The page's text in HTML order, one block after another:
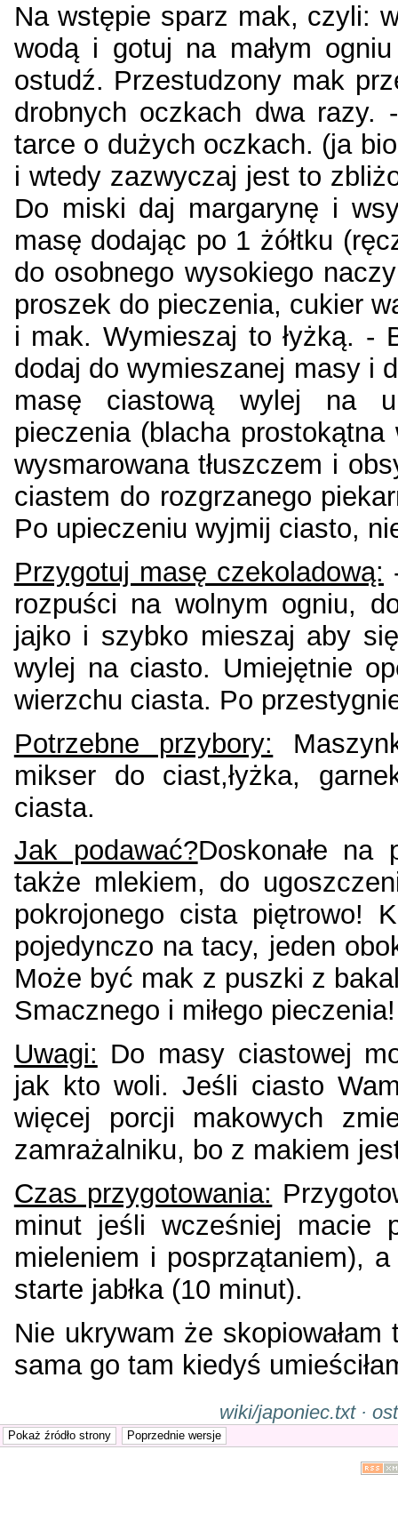
Na wstępie sparz mak, czyli:
wodą i gotuj na małym
ostudź. Przestudzony mak
drobnych oczkach dwa razy.
tarce o dużych oczkach. (ja
i wtedy zazwyczaj jest to
Do miski daj margarynę i
masę dodając po 1 żółtku
do osobnego wysokiego
proszek do pieczenia, cukier
i mak. Wymieszaj to łyżką. -
dodaj do wymieszanej masy i
masę ciastową wylej na
pieczenia (blacha
wysmarowana tłuszczem i
ciastem do rozgrzanego
Po upieczeniu wyjmij ciasto,
Przygotuj masę czekoladową:
rozpuści na wolnym ogniu,
jajko i szybko mieszaj aby
wylej na ciasto. Umiejętnie
wierzchu ciasta. Po
Potrzebne przybory:
mikser do ciast,łyżka,
ciasta.
Jak podawać?Doskonałe
także mlekiem, do
pokrojonego cista piętrowo!
pojedynczo na tacy, jeden
Może być mak z puszki z
Smacznego i miłego pieczenia!
Uwagi: Do masy ciastowej
jak kto woli. Jeśli ciasto
więcej porcji makowych
zamrażalniku, bo z makiem
Czas przygotowania:
minut jeśli wcześniej macie
mieleniem i posprzątaniem),
starte jabłka (10 minut).
Nie ukrywam że
sama go tam kiedyś
wiki/japoniec.txt ·